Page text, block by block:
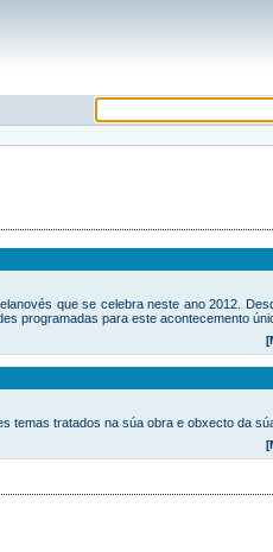
que se celebra neste ano 2012.
programadas para este acontecemento
temas tratados na súa obra e obxecto da